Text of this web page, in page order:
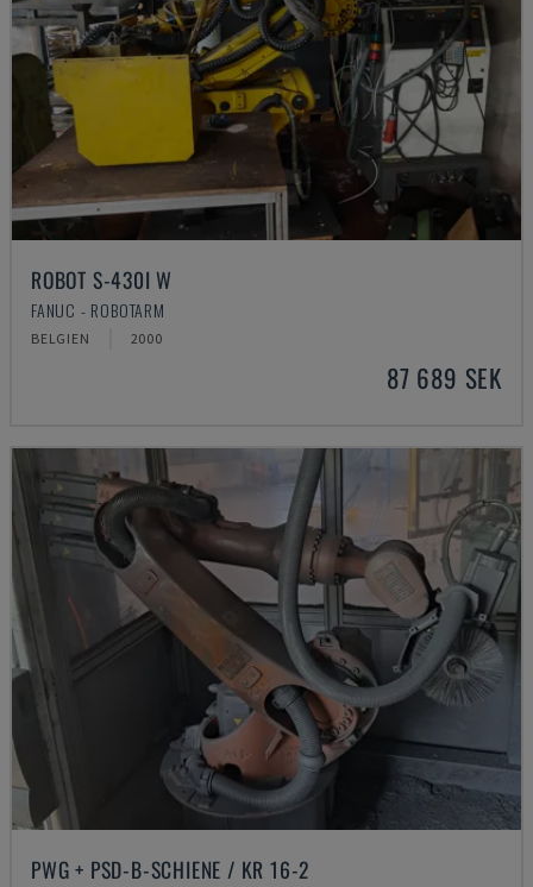
ROBOT S-430I W
FANUC - ROBOTARM
BELGIEN 2000
87 689 SEK
PWG + PSD-B-SCHIENE / KR 16-2